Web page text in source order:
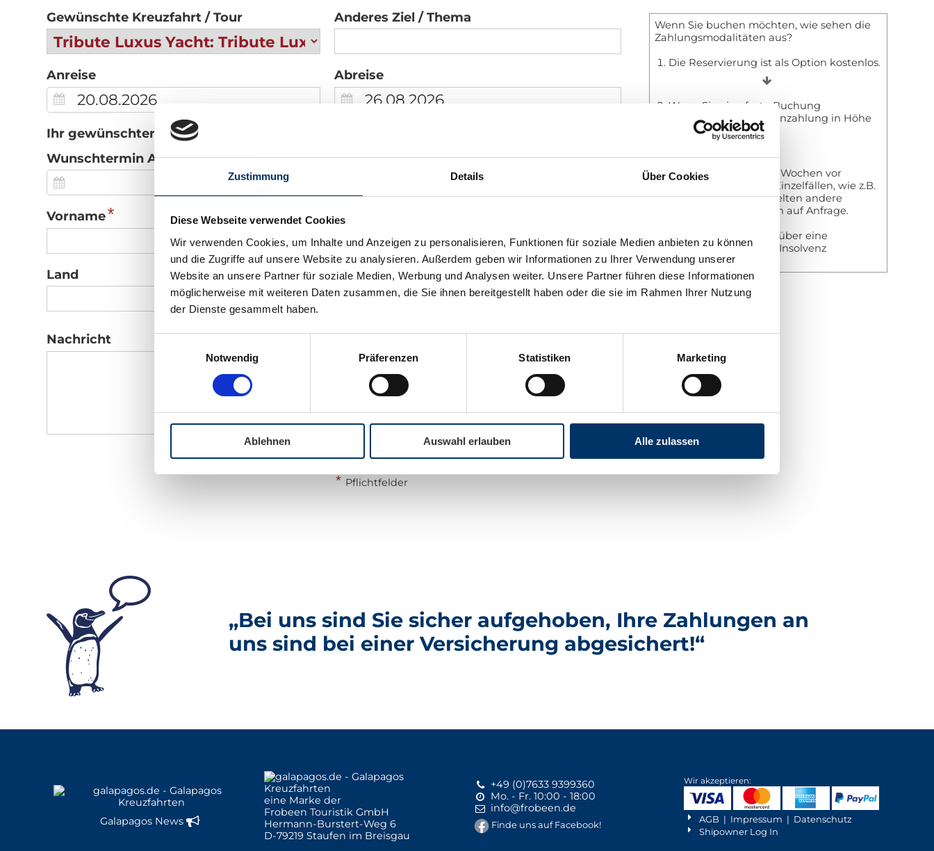
Zustimmung Details Über Cookies
Diese Webseite verwendet Cookies
Wir verwenden Cookies, um Inhalte und Anzeigen zu personalisieren, Funktionen für soziale Medien anbieten zu können
und die Zugriffe auf unsere Website zu analysieren. Außerdem geben wir Informationen zu Ihrer Verwendung unserer
Website an unsere Partner für soziale Medien, Werbung und Analysen weiter. Unsere Partner führen diese Informationen
möglicherweise mit weiteren Daten zusammen, die Sie ihnen bereitgestellt haben oder die sie im Rahmen Ihrer Nutzung
der Dienste gesammelt haben.
Notwendig
Präferenzen Statistiken Marketing
Ablehnen Auswahl erlauben Alle zulassen
Gewünschte Kreuzfahrt / Tour Anderes Ziel / Thema
Anreise Abreise
Ihr gewünschter Termin ist nicht frei?
Wunschtermin Anreise
Wunschtermin Abreise
Vorname* Name
Land Telefon* E-Mail*
Nachricht *
Durch Klick auf "Abschicken" bestätigen Sie unsere
Hinweise zumDatenschutz.
Abschicken
* Pflichtfelder
Wenn Sie buchen möchten, wie sehen die
Zahlungsmodalitäten aus?
Die Reservierung ist als Option kostenlos.
Wenn Sie eine feste Buchung
vornehmen, ist eine Anzahlung in Höhe
von 20% fällig.
Die Restzahlung ist 4 Wochen vor
Reiseantritt fällig. In Einzelfällen, wie z.B.
Tauchkreuzfahrten gelten andere
Regeln. Informationen auf Anfrage.
Ihre Zahlungen sind über eine
Versicherung gegen Insolvenz
abgesichert!
„Bei uns sind Sie sicher aufgehoben, Ihre Zahlungen an
uns sind bei einer Versicherung abgesichert!“
Galapagos News
eine Marke der
Frobeen Touristik GmbH
Hermann-Burstert-Weg 6
D-79219 Staufen im Breisgau
+49 (0)7633 9399360
Mo. - Fr. 10:00 - 18:00
info@frobeen.de
Finde uns auf Facebook!
Wir akzeptieren:
AGB | Impressum | Datenschutz
Shipowner Log In